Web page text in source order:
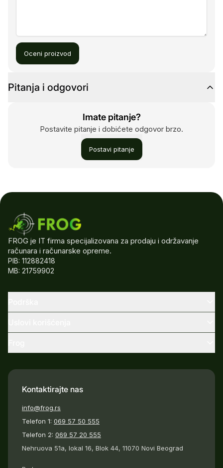
Oceni proizvod
Pitanja i odgovori
Imate pitanje?
Postavite pitanje i dobićete odgovor brzo.
Postavi pitanje
FROG je IT firma specijalizovana za prodaju i održavanje
računara i računarske opreme.
PIB: 112882418
MB: 21759902
Kontaktirajte nas
info@frog.rs
Telefon 1: 069 57 50 555
Telefon 2: 069 57 20 555
Nehruova 51a, lokal 16, Blok 44, 11070 Novi Beograd